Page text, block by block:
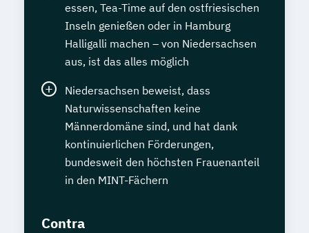
essen, Tea-Time auf den ostfriesischen
Inseln genießen oder in Hamburg
Halligalli machen – von Niedersachsen
aus, ist das alles möglich
Niedersachsen beweist, dass
Naturwissenschaften keine
Männerdomäne sind, und hat dank
kontinuierlichen Förderungen,
bundesweit den höchsten Frauenanteil
in den MINT-Fächern
Contra